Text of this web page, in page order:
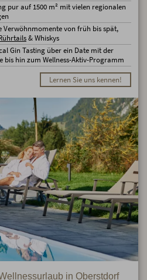
pur auf 1500 m² mit vielen regionalen
Verwöhnmomente von früh bis spät,
& Whiskys
Gin Tasting über ein Date mit der
bis hin zum Wellness-Aktiv-Programm
Lernen Sie uns kennen!
in Oberstdorf